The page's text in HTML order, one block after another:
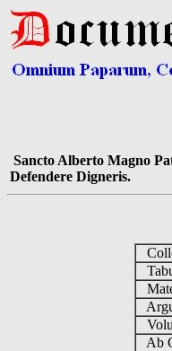
Sancto Alberto Magno
Defendere Digneris.
Ab